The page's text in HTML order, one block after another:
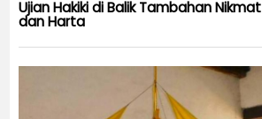
Ujian Hakiki di Balik Tambahan Nikmat
dan Harta